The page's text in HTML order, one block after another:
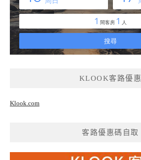
KLOOK客路優惠
Klook.com
客路優惠碼自取